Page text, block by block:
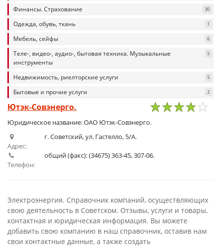
Финансы. Страхование 30
Одежда, обувь, ткань 1
Мебель, сейфы 6
Теле-, видео-, аудио-, бытовая техника. Музыкальные
инструменты
5
Недвижимость, риелторские услуги 5
Бытовые и прочие услуги 2
Ютэк-Совэнерго.
Юридическое название: ОАО Ютэк-Совэнерго.
Адрес:
г. Советский, ул. Гастелло, 5/А.
Телефон:
общий (факс): (34675) 363-45, 307-06.
Электроэнергия. Справочник компаний, осуществляющих
свою деятельность в Советском. Отзывы, услуги и товары,
контактная и юридическая информация. Вы можете
добавить свою компанию в наш справочник, оставив нам
свои контактные данные, а также создать